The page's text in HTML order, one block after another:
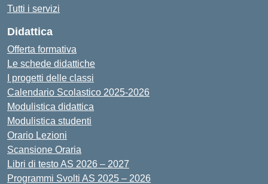
Tutti i servizi
Didattica
Offerta formativa
Le schede didattiche
I progetti delle classi
Calendario Scolastico 2025-2026
Modulistica didattica
Modulistica studenti
Orario Lezioni
Scansione Oraria
Libri di testo AS 2026 – 2027
Programmi Svolti AS 2025 – 2026